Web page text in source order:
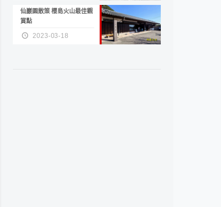
仙巖園散策 櫻島火山最佳觀
賞點
2023-03-18